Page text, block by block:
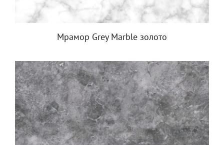
Мрамор Grey Marble золото